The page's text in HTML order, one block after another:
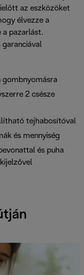
az eszközöket
élvezze a
a pazarlást.
gombnyomásra
2 csésze
tejhabosítóval
és mennyiség
és puha